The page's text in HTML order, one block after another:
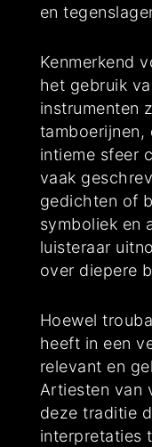
en
Kenmerkend
het gebruik
instrumenten
tamboerijnen,
intieme sfeer
vaak
gedichten of
symboliek en
luisteraar
over diepere
Hoewel
heeft in een
relevant en
Artiesten van
deze traditie
interpretaties